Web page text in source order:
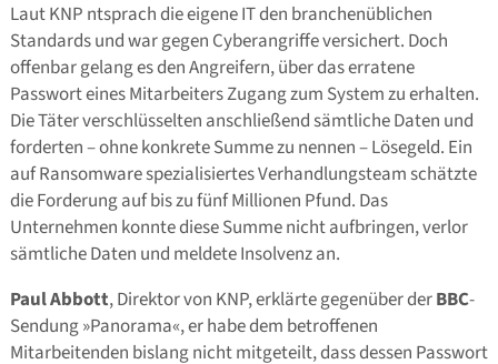
Laut KNP ntsprach die eigene IT den branchenüblichen
Standards und war gegen Cyberangriffe versichert. Doch
offenbar gelang es den Angreifern, über das erratene
Passwort eines Mitarbeiters Zugang zum System zu erhalten.
Die Täter verschlüsselten anschließend sämtliche Daten und
forderten – ohne konkrete Summe zu nennen – Lösegeld. Ein
auf Ransomware spezialisiertes Verhandlungsteam schätzte
die Forderung auf bis zu fünf Millionen Pfund. Das
Unternehmen konnte diese Summe nicht aufbringen, verlor
sämtliche Daten und meldete Insolvenz an.
Paul Abbott, Direktor von KNP, erklärte gegenüber derBBC-
Sendung »Panorama«, er habe dem betroffenen
Mitarbeitenden bislang nicht mitgeteilt, dass dessen Passwort